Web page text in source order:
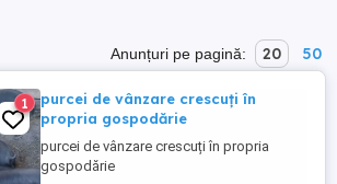
Anunțuri pe pagină: 20 50
1
purcei de vânzare crescuți în
propria gospodărie
purcei de vânzare crescuți în propria
gospodărie